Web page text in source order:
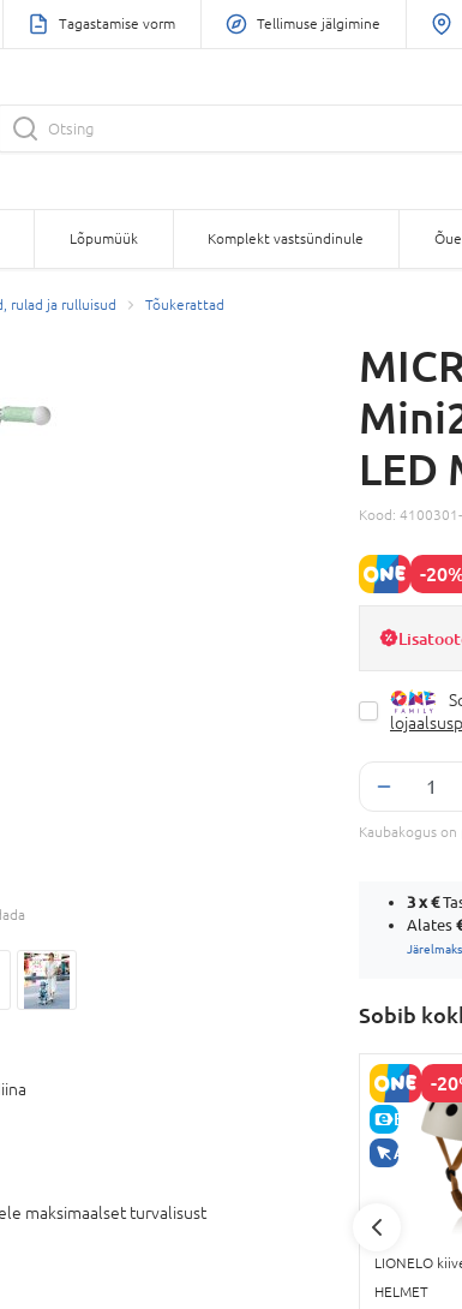
Tagastamise vorm Tellimuse jälgimine
Lõpumüük Komplekt vastsündinule
rulad ja rulluisud Tõukerattad
maksimaalset turvalisust
LED
Kood:
-
Kaubakogus
3 x€
Alates
Sobib
-
E-HIND
AINULT
LIONELO
HELMET